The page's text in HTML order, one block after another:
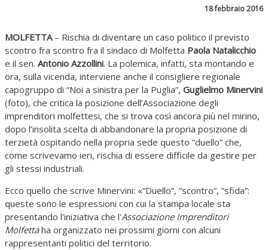
18 febbraio 2016
MOLFETTA– Rischia di diventare un caso politico il previsto
scontro fra scontro fra il sindaco di Molfetta Paola Natalicchio
e il sen. Antonio Azzollini. La polemica, infatti, sta montando e
ora, sulla vicenda, interviene anche il consigliere regionale
capogruppo di “Noi a sinistra per la Puglia”, Guglielmo Minervini
(foto), che critica la posizione dell’Associazione degli
imprenditori molfettesi, che si trova così ancora più nel mirino,
dopo l’insolita scelta di abbandonare la propria posizione di
terzietà ospitando nella propria sede questo “duello” che,
come scrivevamo ieri, rischia di essere difficile da gestire per
gli stessi industriali.
Ecco quello che scrive Minervini: «“Duello”, “scontro”, “sfida”:
queste sono le espressioni con cui la stampa locale sta
presentando l'iniziativa che l'Associazione Imprenditori
Molfettaha organizzato nei prossimi giorni con alcuni
rappresentanti politici del territorio.